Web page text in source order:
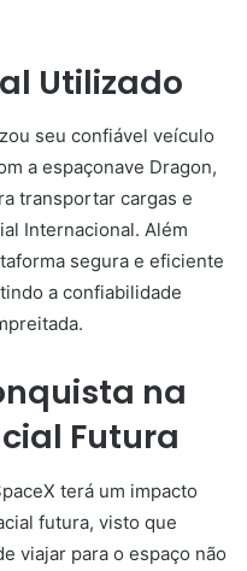
Utilizado
seu confiável veículo
a espaçonave Dragon,
transportar cargas e
Internacional. Além
segura e eficiente
a confiabilidade
na
Futura
terá um impacto
futura, visto que
viajar para o espaço não